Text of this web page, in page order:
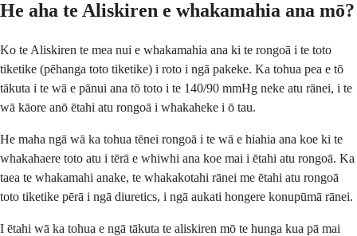
He aha te Aliskiren e whakamahia ana mō?
Ko te Aliskiren te mea nui e whakamahia ana ki te rongoā i te toto
tiketike (pēhanga toto tiketike) i roto i ngā pakeke. Ka tohua pea e tō
tākuta i te wā e pānui ana tō toto i te 140/90 mmHg neke atu rānei, i te
wā kāore anō ētahi atu rongoā i whakaheke i ō tau.
He maha ngā wā ka tohua tēnei rongoā i te wā e hiahia ana koe ki te
whakahaere toto atu i tērā e whiwhi ana koe mai i ētahi atu rongoā. Ka
taea te whakamahi anake, te whakakotahi rānei me ētahi atu rongoā
toto tiketike pērā i ngā diuretics, i ngā aukati hongere konupūmā rānei.
I ētahi wā ka tohua e ngā tākuta te aliskiren mō te hunga kua pā mai